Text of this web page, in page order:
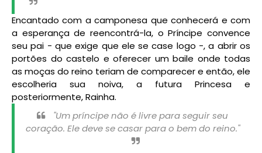
Encantado com a camponesa que conhecerá e com
a esperança de reencontrá-la, o Príncipe convence
seu pai - que exige que ele se case logo -, a abrir os
portões do castelo e oferecer um baile onde todas
as moças do reino teriam de comparecer e então, ele
escolheria sua noiva, a futura Princesa e
posteriormente, Rainha.
"Um príncipe não é livre para seguir seu
coração. Ele deve se casar para o bem do reino."